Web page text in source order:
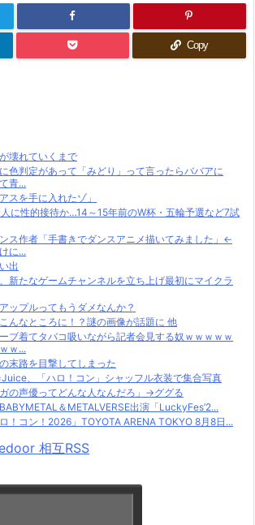
Copy
壊れていくまで
色判定があって「みどり」って言ったらババアに
青...
スを手に入れたゾ」
に性的接待か…14～15年前のW杯・五輪予選など7試
ンス作者「手書きでダンスアニメ描いてみました」←
に...
出
、新たなゲームチャンネルを立ち上げ最初にマイクラ
ップルってもうダメなんか？
こんなところに！？謎の画像が話題に 他
ーブ着てタバコ吸いながら記者会見する奴ｗｗｗｗｗ
ｗ...
末路を目撃してしまった
、「ハロ！コン」シャッフル衣装で集合写真
の声優ってどんな人なんだろ」→ググる
＆METALVERSE出演「LuckyFes’2...
ロ！コン！2026」TOYOTA ARENA TOKYO 8月8日...
相互RSS